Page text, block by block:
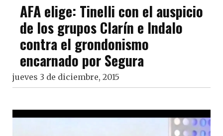
AFA elige: Tinelli con el auspicio
de los grupos Clarín e Indalo
contra el grondonismo
encarnado por Segura
jueves 3 de diciembre, 2015